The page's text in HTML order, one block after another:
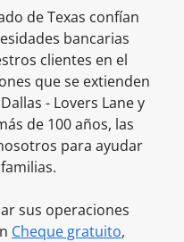
deTexas confían
bancarias
clientes en el
que se extienden
Dallas - Lovers Laney
de 100 años, las
para ayudar
sus operaciones
Cheque gratuito,